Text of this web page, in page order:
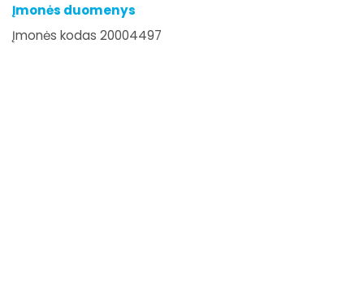
Įmonės duomenys
Įmonės kodas 20004497